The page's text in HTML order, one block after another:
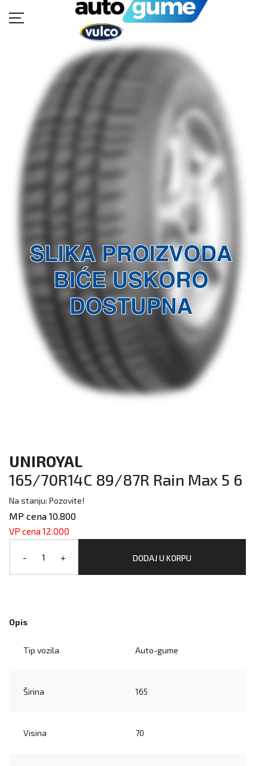
MOTO GUME
AUTO GUME
BUKVAR GUMA
KONTAKT
UNIROYAL
165/70R14C 89/87R Rain Max 5 6
Na stanju: Pozovite!
MP cena 10.800
VP cena 12.000
- + DODAJ U KORPU
Opis
Tip vozila Auto-gume
Širina 165
Visina 70